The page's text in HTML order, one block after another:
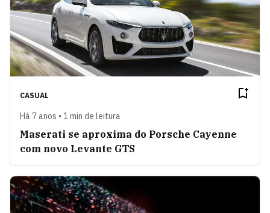
CASUAL
Há 7 anos • 1 min de leitura
Maserati se aproxima do Porsche Cayenne
com novo Levante GTS